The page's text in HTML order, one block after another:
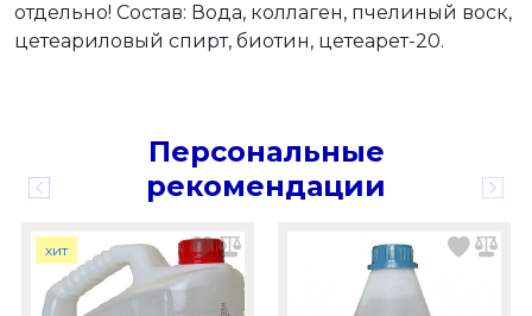
отдельно! Состав: Вода, коллаген, пчелиный воск,
цетеариловый спирт, биотин, цетеарет-20.
Персональные
рекомендации
хит